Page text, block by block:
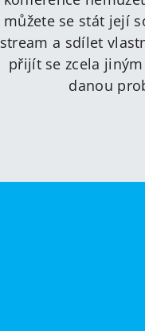
můžete se stát její
stream a sdílet
přijít se zcela
danou